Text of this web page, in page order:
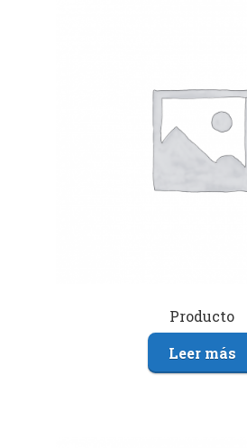
Producto
Leer más